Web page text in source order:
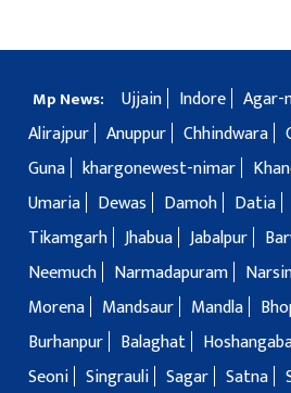
Mp News: Ujjain Indore Agar-
Alirajpur Anuppur Chhindwara
Guna khargonewest-nimar
Umaria
Dewas Damoh Datia
Tikamgarh Jhabua Jabalpur
Neemuch
Narmadapuram
Morena
Mandsaur Mandla
Burhanpur
Balaghat
Seoni Singrauli Sagar Satna